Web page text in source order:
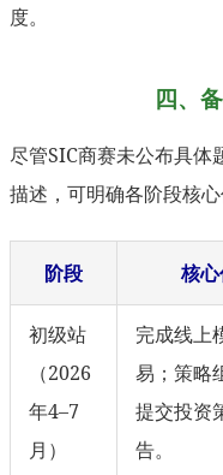
度。
四、
尽管SIC商赛未公布具体
描述，可明确各阶段核心
阶段 核
初级站
（2026
年4–7
月）
完成线上
易；策略
提交投资
告。